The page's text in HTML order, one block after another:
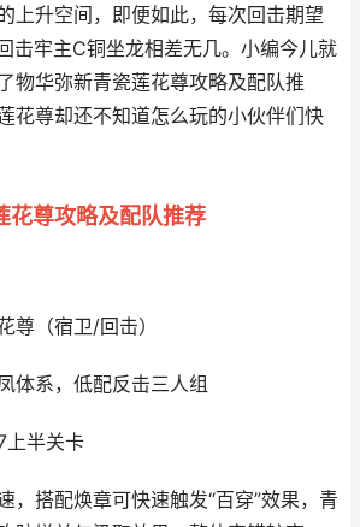
上升空间，即便如此，每次回击期望
击牢主C铜坐龙相差无几。小编今儿就
物华弥新青瓷莲花尊攻略及配队推
花尊却还不知道怎么玩的小伙伴们快
花尊攻略及配队推荐
尊（宿卫/回击）
体系，低配反击三人组
上半关卡
，搭配焕章可快速触发“百穿”效果，青